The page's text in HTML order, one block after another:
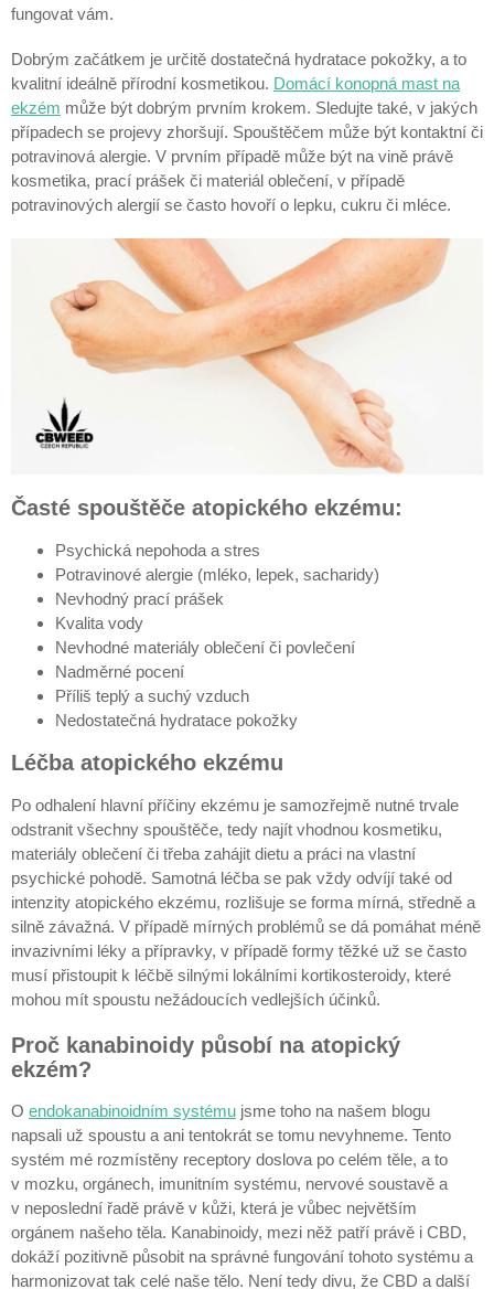
fungovat vám.
Dobrým začátkem je určitě dostatečná hydratace pokožky, a to
kvalitní ideálně přírodní kosmetikou. Domácí konopná mast na
ekzém může být dobrým prvním krokem. Sledujte také, v jakých
případech se projevy zhoršují. Spouštěčem může být kontaktní či
potravinová alergie. V prvním případě může být na vině právě
kosmetika, prací prášek či materiál oblečení, v případě
potravinových alergií se často hovoří o lepku, cukru či mléce.
Časté spouštěče atopického ekzému:
Psychická nepohoda a stres
Potravinové alergie (mléko, lepek, sacharidy)
Nevhodný prací prášek
Kvalita vody
Nevhodné materiály oblečení či povlečení
Nadměrné pocení
Příliš teplý a suchý vzduch
Nedostatečná hydratace pokožky
Léčba atopického ekzému
Po odhalení hlavní příčiny ekzému je samozřejmě nutné trvale
odstranit všechny spouštěče, tedy najít vhodnou kosmetiku,
materiály oblečení či třeba zahájit dietu a práci na vlastní
psychické pohodě. Samotná léčba se pak vždy odvíjí také od
intenzity atopického ekzému, rozlišuje se forma mírná, středně a
silně závažná. V případě mírných problémů se dá pomáhat méně
invazivními léky a přípravky, v případě formy těžké už se často
musí přistoupit k léčbě silnými lokálními kortikosteroidy, které
mohou mít spoustu nežádoucích vedlejších účinků.
Proč kanabinoidy působí na atopický
ekzém?
O endokanabinoidním systému jsme toho na našem blogu
napsali už spoustu a ani tentokrát se tomu nevyhneme. Tento
systém mé rozmístěny receptory doslova po celém těle, a to
v mozku, orgánech, imunitním systému, nervové soustavě a
v neposlední řadě právě v kůži, která je vůbec největším
orgánem našeho těla. Kanabinoidy, mezi něž patří právě i CBD,
dokáží pozitivně působit na správné fungování tohoto systému a
harmonizovat tak celé naše tělo. Není tedy divu, že CBD a další